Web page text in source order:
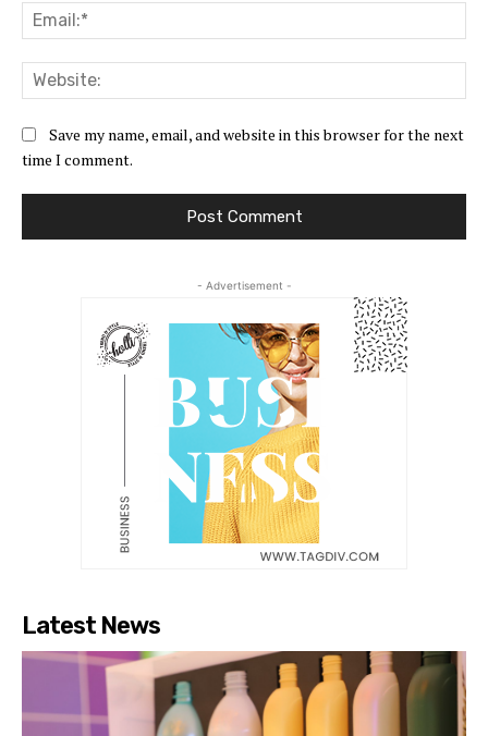
Save my name, email, and website in this browser for the next
time I comment.
- Advertisement -
Latest News